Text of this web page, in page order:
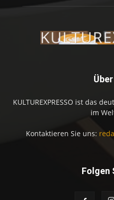
KULTUREXPRESSO ist das
im
Kontaktieren Sie uns:
Folgen